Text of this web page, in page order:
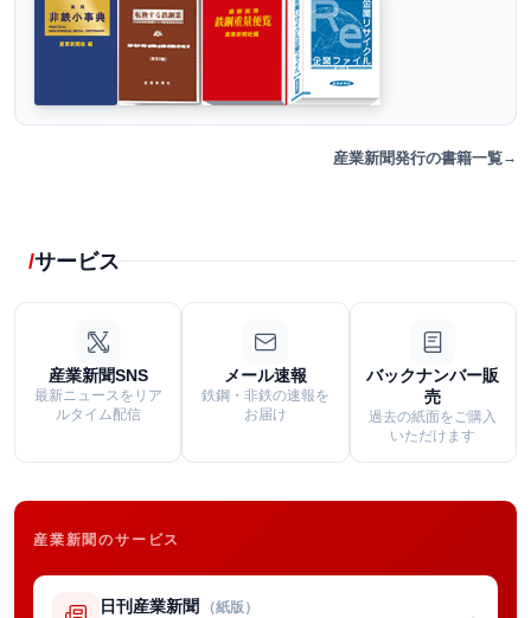
産業新聞発行の書籍一覧
サービス
産業新聞SNS
最新ニュースをリア
ルタイム配信
メール速報
鉄鋼・非鉄の速報を
お届け
バックナンバー販
売
過去の紙面をご購入
いただけます
産業新聞のサービス
日刊産業新聞 （紙版）